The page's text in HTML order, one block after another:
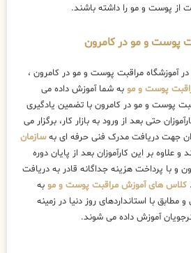
از پوست و مو را داشته باشند.
پوست و مو در کامرون
در آموزشگاه مراقبت پوست و مو در کامرون ،
پوست و مو به شما آموزش داده می
پوست و مو در کامرون با تضمین یادگیری
حتی بعد از ورود به بازار کار، برگزار می
جهت دریافت مدرک فنی حرفه ای بهسازمان
علاوه بر این کارآموزان بعد از پایان دوره
و با پرداخت هزینه جداگانه قادر به دریافت
کلاس های آموزش مراقبت پوست و مو به
با استانداردهای روز دنیا در زمینه
آموزش داده می شوند.